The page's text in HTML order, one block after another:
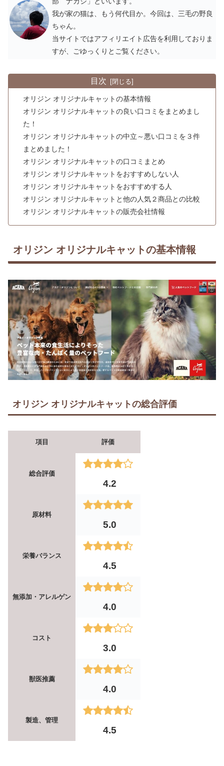
我が家の猫は、もう何代目か。今回は、三毛の野良
ちゃん。
当サイトではアフィリエイト広告を利用しておりま
すが、ごゆっくりとご覧ください。
目次
オリジン オリジナルキャットの基本情報
オリジン オリジナルキャットの良い口コミをまとめまし
た！
オリジン オリジナルキャットの中立～悪い口コミを３件
まとめました！
オリジン オリジナルキャットの口コミまとめ
オリジン オリジナルキャットをおすすめしない人
オリジン オリジナルキャットをおすすめする人
オリジン オリジナルキャットと他の人気２商品との比較
オリジン オリジナルキャットの販売会社情報
オリジン オリジナルキャットの基本情報
オリジン オリジナルキャットの総合評価
項目 評価
総合評価
4.2
原材料
5.0
栄養バランス
4.5
無添加・アレルゲン
4.0
コスト
3.0
獣医推薦
4.0
製造、管理
4.5